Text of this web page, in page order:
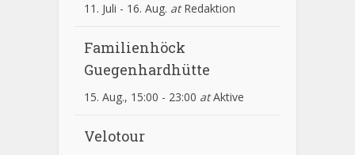
11. Juli - 16. Aug. atRedaktion
Familienhöck
Guegenhardhütte
15. Aug., 15:00 - 23:00 atAktive
Velotour